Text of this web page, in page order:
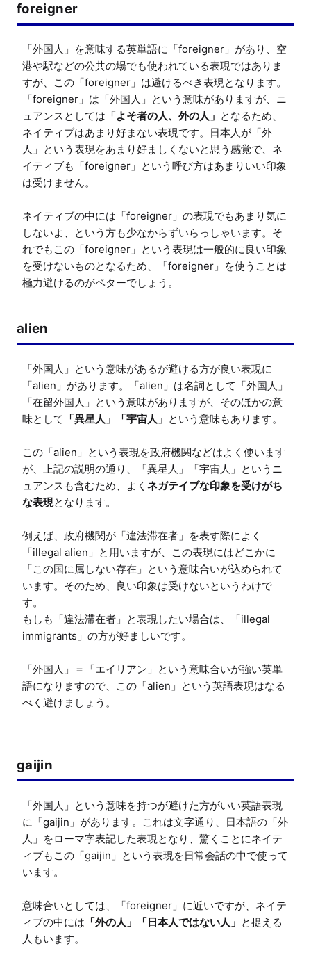
foreigner
「外国人」を意味する英単語に「foreigner」があり、空
港や駅などの公共の場でも使われている表現ではありま
すが、この「foreigner」は避けるべき表現となります。
「foreigner」は「外国人」という意味がありますが、ニ
ュアンスとしては 「よそ者の人、外の人」 となるため、
ネイティブはあまり好まない表現です。日本人が「外
人」という表現をあまり好ましくないと思う感覚で、ネ
イティブも「foreigner」という呼び方はあまりいい印象
は受けません。
ネイティブの中には「foreigner」の表現でもあまり気に
しないよ、という方も少なからずいらっしゃいます。そ
れでもこの「foreigner」という表現は一般的に良い印象
を受けないものとなるため、「foreigner」を使うことは
極力避けるのがベターでしょう。
alien
「外国人」という意味があるが避ける方が良い表現に
「alien」があります。「alien」は名詞として「外国人」
「在留外国人」という意味がありますが、そのほかの意
味として 「異星人」「宇宙人」 という意味もあります。
この「alien」という表現を政府機関などはよく使います
が、上記の説明の通り、「異星人」「宇宙人」というニ
ュアンスも含むため、よく ネガテイブな印象を受けがち
な表現となります。
例えば、政府機関が「違法滞在者」を表す際によく
「illegal alien」と用いますが、この表現にはどこかに
「この国に属しない存在」という意味合いが込められて
います。そのため、良い印象は受けないというわけで
す。
もしも「違法滞在者」と表現したい場合は、「illegal
immigrants」の方が好ましいです。
「外国人」＝「エイリアン」という意味合いが強い英単
語になりますので、この「alien」という英語表現はなる
べく避けましょう。
gaijin
「外国人」という意味を持つが避けた方がいい英語表現
に「gaijin」があります。これは文字通り、日本語の「外
人」をローマ字表記した表現となり、驚くことにネイテ
ィブもこの「gaijin」という表現を日常会話の中で使って
います。
意味合いとしては、「foreigner」に近いですが、ネイテ
ィブの中には 「外の人」「日本人ではない人」 と捉える
人もいます。